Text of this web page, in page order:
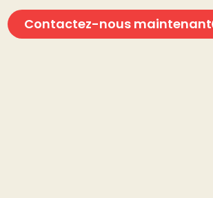
Contactez-nous maintenant